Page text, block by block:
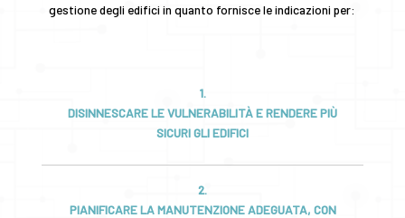
gestione degli edifici in quanto fornisce le indicazioni per:
1.
DISINNESCARE LE VULNERABILITÀ E RENDERE PIÙ
SICURI GLI EDIFICI
2.
PIANIFICARE LA MANUTENZIONE ADEGUATA, CON